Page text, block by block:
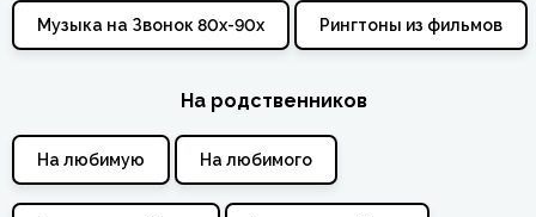
Музыка на Звонок 80х-90х Рингтоны из фильмов
На родственников
На любимую На любимого